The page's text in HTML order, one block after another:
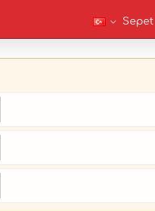
Sepet